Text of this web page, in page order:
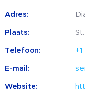
Adres:
Plaats:
Telefoon: +1
E-mail:
Website: